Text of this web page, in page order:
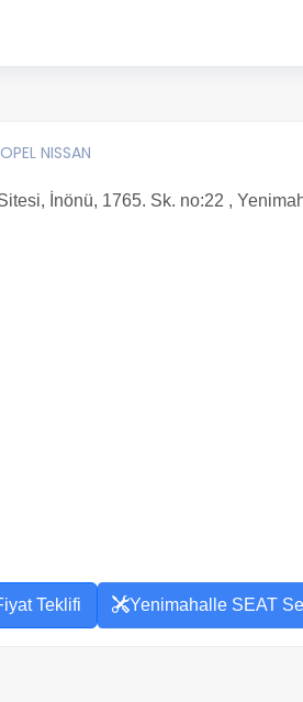
NISSAN
İnönü, 1765. Sk. no:22 ,
Teklifi Yenimahalle SEAT